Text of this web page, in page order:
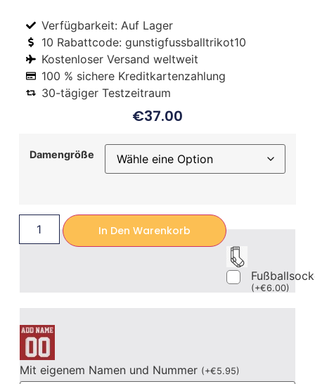
Verfügbarkeit: Auf Lager
10 Rabattcode: gunstigfussballtrikot10
Kostenloser Versand weltweit
100 % sichere Kreditkartenzahlung
30-tägiger Testzeitraum
€37.00
Damengröße
In Den Warenkorb
(+€6.00)
Mit eigenem Namen und Nummer (+€5.95)